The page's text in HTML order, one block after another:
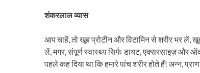
शंकरलाल व्यास
आप चाहें, तो खूब प्रोटीन और विटामिन से शरीर भर लें,
लें, मगर, संपूर्ण स्वास्थ्य सिर्फ डायट, एक्सरसाइज़ और
पहले कह दिया था कि हमारे पांच शरीर होते हैं! अन्न,